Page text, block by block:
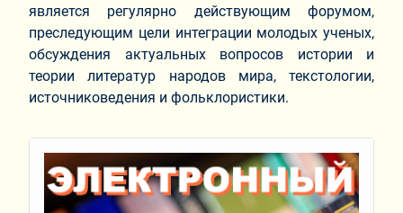
является регулярно действующим форумом,
преследующим цели интеграции молодых ученых,
обсуждения актуальных вопросов истории и
теории литератур народов мира, текстологии,
источниковедения и фольклористики.